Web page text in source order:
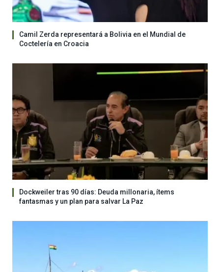
Camil Zerda representará a Bolivia en el Mundial de
Coctelería en Croacia
Dockweiler tras 90 días: Deuda millonaria, ítems
fantasmas y un plan para salvar La Paz